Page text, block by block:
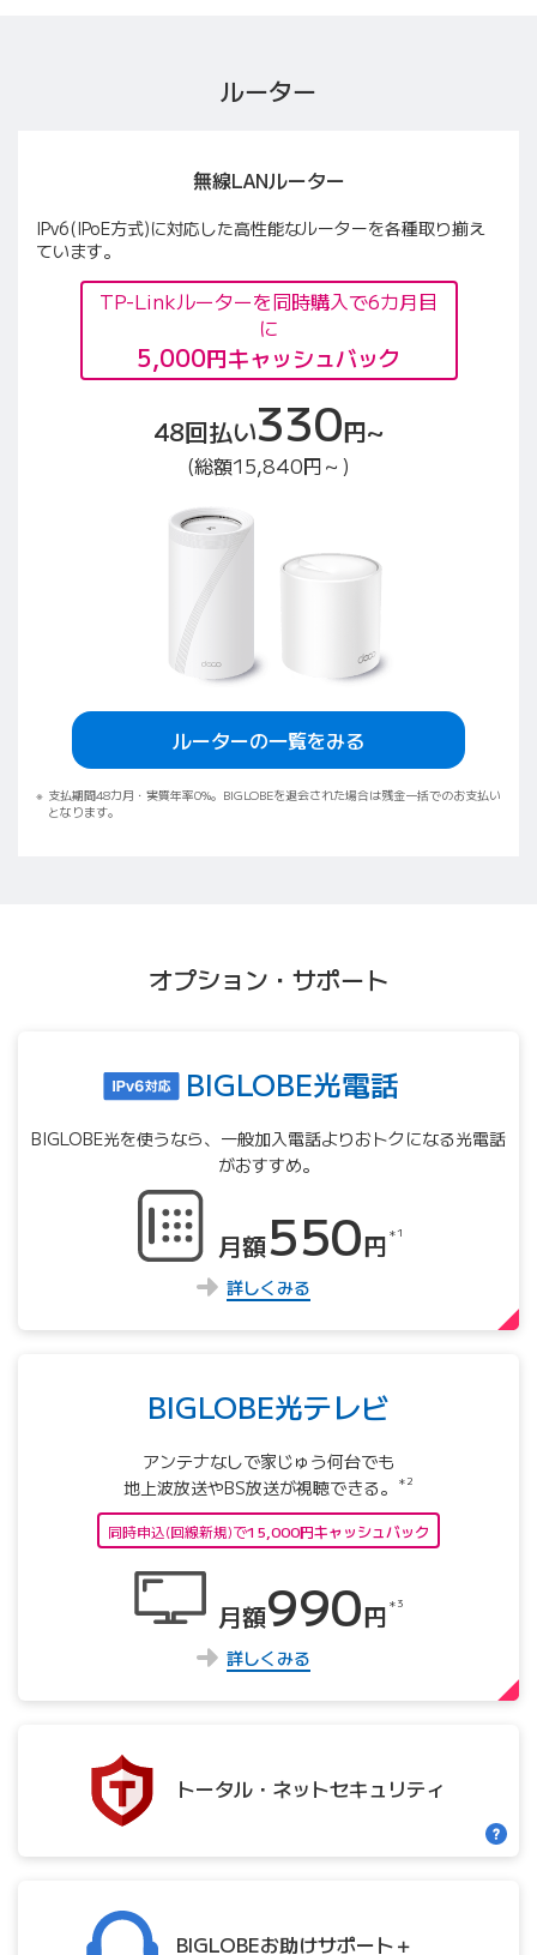
ルーター
無線LANルーター
IPv6(IPoE方式)に対応した高性能なルーターを各種取り揃え
ています。
TP-Linkルーターを同時購入で6カ月目
に
5,000円キャッシュバック
48回払い330円~
(総額15,840円～)
ルーターの一覧をみる
支払期間48カ月・実質年率0%。BIGLOBEを退会された場合は残金一括でのお支払い
となります。
オプション・サポート
BIGLOBE光電話
BIGLOBE光を使うなら、⼀般加⼊電話よりおトクになる光電話
がおすすめ。
月額550円 ＊1
詳しくみる
BIGLOBE光テレビ
アンテナなしで家じゅう何台でも
地上波放送やBS放送が視聴できる。
＊2
同時申込(回線新規)で15,000円キャッシュバック
月額990円 ＊3
詳しくみる
トータル・ ネットセキュリティ
BIGLOBEお助けサポート＋